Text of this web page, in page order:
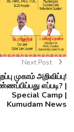
Next Post
முகாம் அறிவிப்பு!
எப்படி? |
Special Camp |
Kumudam News